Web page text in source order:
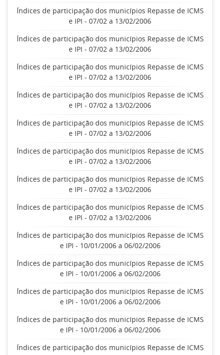
Índices de participação dos municípios Repasse de ICMS
e IPI - 07/02 a 13/02/2006
Índices de participação dos municípios Repasse de ICMS
e IPI - 07/02 a 13/02/2006
Índices de participação dos municípios Repasse de ICMS
e IPI - 07/02 a 13/02/2006
Índices de participação dos municípios Repasse de ICMS
e IPI - 07/02 a 13/02/2006
Índices de participação dos municípios Repasse de ICMS
e IPI - 07/02 a 13/02/2006
Índices de participação dos municípios Repasse de ICMS
e IPI - 07/02 a 13/02/2006
Índices de participação dos municípios Repasse de ICMS
e IPI - 07/02 a 13/02/2006
Índices de participação dos municípios Repasse de ICMS
e IPI - 07/02 a 13/02/2006
Índices de participação dos municípios Repasse de ICMS
e IPI - 10/01/2006 a 06/02/2006
Índices de participação dos municípios Repasse de ICMS
e IPI - 10/01/2006 a 06/02/2006
Índices de participação dos municípios Repasse de ICMS
e IPI - 10/01/2006 a 06/02/2006
Índices de participação dos municípios Repasse de ICMS
e IPI - 10/01/2006 a 06/02/2006
Índices de participação dos municípios Repasse de ICMS